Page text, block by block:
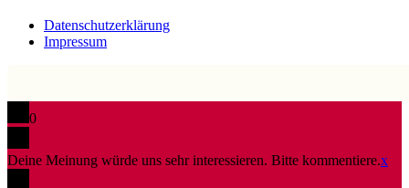
Datenschutzerklärung
Impressum
0
Deine Meinung würde uns sehr interessieren. Bitte kommentiere.x